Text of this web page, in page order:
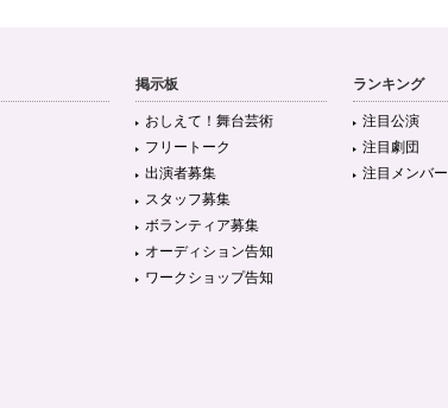
掲示板
おしえて！舞台芸術
フリートーク
出演者募集
スタッフ募集
ボランティア募集
オーディション告知
ワークショップ告知
ランキング
注目公演
注目劇団
注目メンバー